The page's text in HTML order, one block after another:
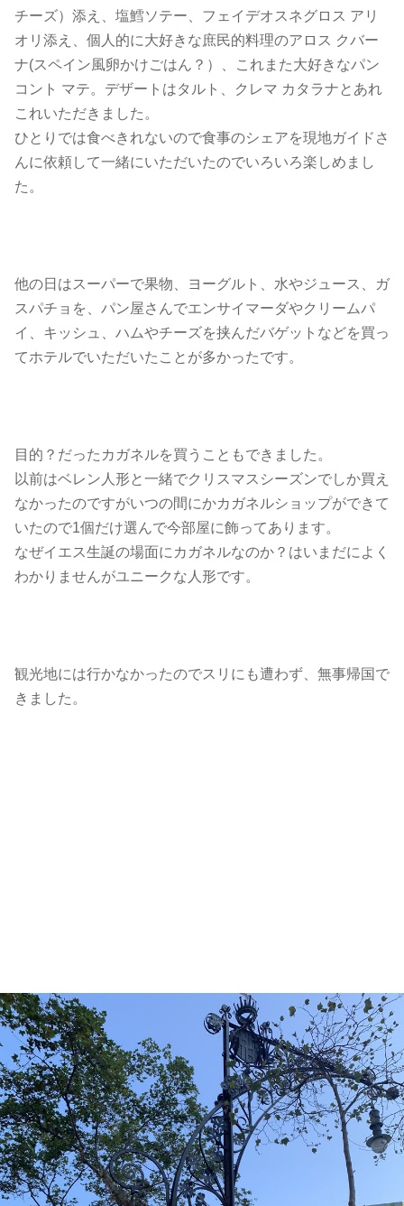
チーズ）添え、塩鱈ソテー、フェイデオスネグロス アリ
オリ添え、個人的に大好きな庶民的料理のアロス クバー
ナ(スペイン風卵かけごはん？）、これまた大好きなパン
コント マテ。デザートはタルト、クレマ カタラナとあれ
これいただきました。
ひとりでは食べきれないので食事のシェアを現地ガイドさ
んに依頼して一緒にいただいたのでいろいろ楽しめまし
た。
他の日はスーパーで果物、ヨーグルト、水やジュース、ガ
スパチョを、パン屋さんでエンサイマーダやクリームパ
イ、キッシュ、ハムやチーズを挟んだバゲットなどを買っ
てホテルでいただいたことが多かったです。
目的？だったカガネルを買うこともできました。
以前はベレン人形と一緒でクリスマスシーズンでしか買え
なかったのですがいつの間にかカガネルショップができて
いたので1個だけ選んで今部屋に飾ってあります。
なぜイエス生誕の場面にカガネルなのか？はいまだによく
わかりませんがユニークな人形です。
観光地には行かなかったのでスリにも遭わず、無事帰国で
きました。